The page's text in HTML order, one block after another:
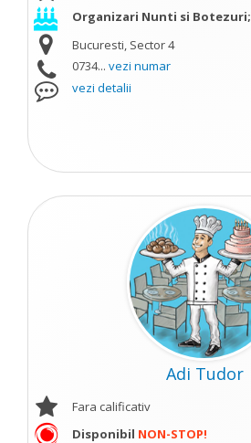
Organizari Nunti si Botezuri;
Bucuresti, Sector 4
0734... vezi numar
vezi detalii
Adi Tudor
Fara calificativ
Disponibil NON-STOP!